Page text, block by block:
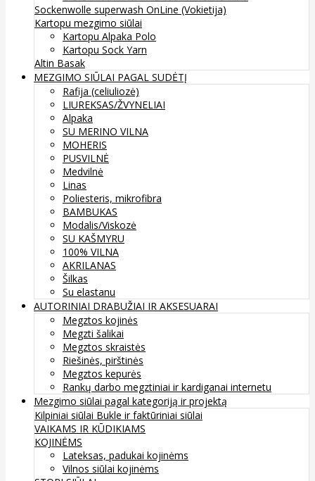
Sockenwolle superwash OnLine (Vokietija)
Kartopu mezgimo siūlai
Kartopu Alpaka Polo
Kartopu Sock Yarn
Altin Basak
MEZGIMO SIŪLAI PAGAL SUDĖTĮ
Rafija (celiuliozė)
LIUREKSAS/ŽVYNELIAI
Alpaka
SU MERINO VILNA
MOHERIS
PUSVILNĖ
Medvilnė
Linas
Poliesteris, mikrofibra
BAMBUKAS
Modalis/Viskozė
SU KAŠMYRU
100% VILNA
AKRILANAS
Šilkas
Su elastanu
AUTORINIAI DRABUŽIAI IR AKSESUARAI
Megztos kojinės
Megzti šalikai
Megztos skraistės
Riešinės, pirštinės
Megztos kepurės
Rankų darbo megztiniai ir kardiganai internetu
Mezgimo siūlai pagal kategoriją ir projektą
Kilpiniai siūlai Bukle ir faktūriniai siūlai
VAIKAMS IR KŪDIKIAMS
KOJINĖMS
Lateksas, padukai kojinėms
Vilnos siūlai kojinėms